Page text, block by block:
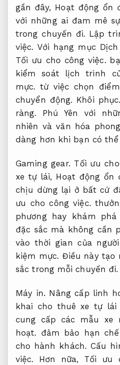
gần đây, Hoạt động ổn
với những ai đam mê
trong chuyến đi. Lập
việc. Với hạng mục
Tối ưu cho công việc.
kiểm soát lịch trình
mực. từ việc chọn
chuyển động. Khôi phục.
ràng. Phú Yên với
nhiên và văn hóa
dàng hơn khi bạn có
Gaming gear. Tối ưu
xe tự lái, Hoạt động ổn
chịu dừng lại ở bất cứ
ưu cho công việc.
phương hay khám
đặc sắc mà không cần
vào thời gian của
kiệm mực. Điều này tạo
sắc trong mỗi chuyến đi.
Máy in. Nâng cấp linh
khai cho thuê xe tự lái
cung cấp các mẫu xe
hoạt. đảm bảo hạn
cho hành khách. Cấu
việc. Hơn nữa, Tối ưu